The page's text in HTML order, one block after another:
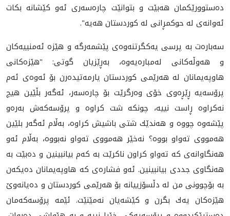
ده‌ستوورێكمان هه‌بێت و بتوانێت چاره‌سه‌ری ئه‌و كێشانه‌ بكات
ئه‌وانه‌ی له‌ حوكمڕانی له‌ كوردستان هه‌یه‌".
سه‌باره‌ت به‌ پرسی یه‌كگرتنه‌وه‌ی پێشمه‌رگه‌ و هێزه‌ ئه‌منییه‌كان
و هه‌وڵه‌كانی له‌مباره‌یه‌وه‌، به‌ڕێزیان گوتی: "هێزه‌كانی
هاوپه‌یمانان له‌ هه‌رێمی كوردستان یارمه‌تیده‌رن بۆ ئه‌وه‌ی ئه‌م
پرۆسه‌یه‌ ڕێڕه‌وی خۆی وه‌رگرێت بۆ چاره‌سه‌ر، ئه‌گه‌ر بڵێین هیچ
نه‌كراوه‌ ڕاست نییه‌، چونكه‌ شت كراوه‌ و پرۆسه‌كه‌ش به‌ره‌و
پێشه‌وه‌ چووه‌ و هه‌ندێك شتی باشیش كراوه‌، به‌ڵام ئه‌گه‌ر بلێین
هه‌مووی ته‌واو بووه‌؟ نه‌خێر هه‌مووی ته‌واو نه‌بووه،‌ به‌ڵام ئه‌و
هه‌نگاوانه‌ی كه‌ ته‌واو كراون ناكرێت به‌ كه‌م بیانبینین و ده‌بێت به‌
هه‌نگاوی جددی بیانبینین. ئه‌و فشاره‌ی كه‌ هاوپه‌یمانان ده‌یكه‌ن
به‌ بۆچوونی من له‌ دڵسۆزییانه‌ بۆ هه‌رێمی كوردستان و ده‌یانه‌وێ
هێزه‌كان‌ یه‌ك بگرن و كێشه‌یان نه‌مێنێت. ئێمه‌ پرۆسه‌كه‌مان